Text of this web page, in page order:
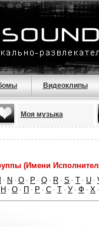
Видеоклипы
Моя музыка
(Имени
· N · O · P · Q · R · S · T · U ·
Н · О · П · Р · С · Т · У · Ф · Х